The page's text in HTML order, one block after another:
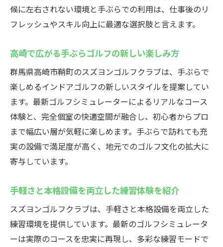
候に左右されない環境と手ぶらでの利用は、仕事後のリ
フレッシュやスキル向上に最適な選択肢と言えます。
高崎で広がる手ぶらゴルフの新しい楽しみ方
群馬県高崎市鞘町のスズヨンゴルフクラブは、手ぶらで
楽しめるインドアゴルフの新しいスタイルを提案してい
ます。最新ゴルフシミュレーターによるリアルなコース
体験と、完全個室の快適空間が融合し、初心者からプロ
まで幅広い層が気軽に楽しめます。手ぶらで訪れても充
実の設備で満足度が高く、地元でのゴルフ文化の拡大に
寄与しています。
手軽さと本格設備を両立した練習体験を紹介
スズヨンゴルフクラブは、手軽さと本格設備を両立した
練習環境を提供しています。最新のゴルフシミュレータ
ーは実際のコースを忠実に再現し、多彩な練習モードで